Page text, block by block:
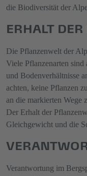
die Biodiversität der
ERHALT
Die Pflanzenwelt der
Viele Pflanzenarten
und Bodenverhältnisse
achten, keine Pflanzen
an die markierten Wege
Der Erhalt der
Gleichgewicht und die
Verantwortung im